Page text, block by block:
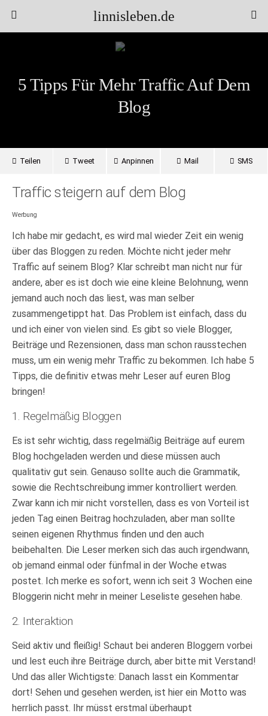
linnisleben.de
5 Tipps Für Mehr Traffic Auf Dem
Blog
Teilen Tweet Anpinnen Mail SMS
Traffic steigern auf dem Blog
Werbung
Ich habe mir gedacht, es wird mal wieder Zeit ein wenig
über das Bloggen zu reden. Möchte nicht jeder mehr
Traffic auf seinem Blog? Klar schreibt man nicht nur für
andere, aber es ist doch wie eine kleine Belohnung, wenn
jemand auch noch das liest, was man selber
zusammengetippt hat. Das Problem ist einfach, dass du
und ich einer von vielen sind. Es gibt so viele Blogger,
Beiträge und Rezensionen, dass man schon rausstechen
muss, um ein wenig mehr Traffic zu bekommen. Ich habe 5
Tipps, die definitiv etwas mehr Leser auf euren Blog
bringen!
1. Regelmäßig Bloggen
Es ist sehr wichtig, dass regelmäßig Beiträge auf eurem
Blog hochgeladen werden und diese müssen auch
qualitativ gut sein. Genauso sollte auch die Grammatik,
sowie die Rechtschreibung immer kontrolliert werden.
Zwar kann ich mir nicht vorstellen, dass es von Vorteil ist
jeden Tag einen Beitrag hochzuladen, aber man sollte
seinen eigenen Rhythmus finden und den auch
beibehalten. Die Leser merken sich das auch irgendwann,
ob jemand einmal oder fünfmal in der Woche etwas
postet. Ich merke es sofort, wenn ich seit 3 Wochen eine
Bloggerin nicht mehr in meiner Leseliste gesehen habe.
2. Interaktion
Seid aktiv und fleißig! Schaut bei anderen Bloggern vorbei
und lest euch ihre Beiträge durch, aber bitte mit Verstand!
Und das aller Wichtigste: Danach lasst ein Kommentar
dort! Sehen und gesehen werden, ist hier ein Motto was
herrlich passt. Ihr müsst erstmal überhaupt